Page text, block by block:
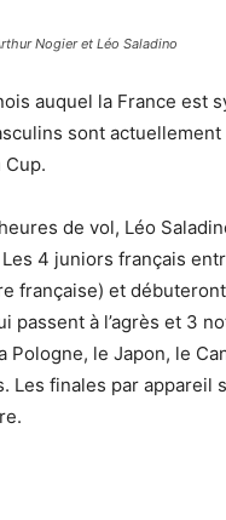
Nogier et Léo Saladino
auquel la France
sont
Cup.
de vol, Léo
4 juniors français
française) et
passent à l’agrès et 3
Pologne, le Japon, le
Les finales par appareil